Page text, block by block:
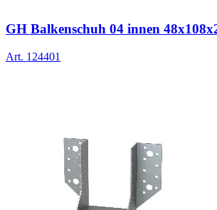
GH Balkenschuh 04 innen
Art. 124401